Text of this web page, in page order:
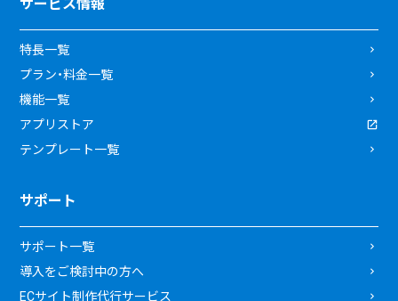
サービス情報
特長一覧
プラン・料金一覧
機能一覧
アプリストア
テンプレート一覧
サポート
サポート一覧
導入をご検討中の方へ
ECサイト制作代行サービス